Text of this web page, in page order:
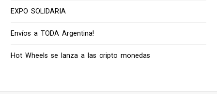
EXPO SOLIDARIA
Envíos a TODA Argentina!
Hot Wheels se lanza a las cripto monedas